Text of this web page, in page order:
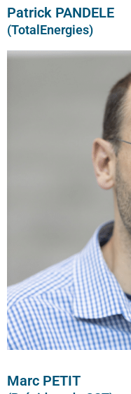
Patrick PANDELE
(TotalEnergies)
Marc PETIT